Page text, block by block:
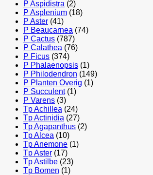
P Aspidistra (2)
P Asplenium (18)
P Aster (41)
P Beaucarnea (74)
P Cactus (787)
P Calathea (76)
P Ficus (374)
P Phalaenopsis (1)
P Philodendron (149)
P Planten Overig (1)
P Succulent (1)
P Varens (3)
Tp Achillea (24)
Tp Actinidia (27)
Tp Agapanthus (2)
Tp Alcea (10)
Tp Anemone (1)
Tp Aster (17)
Tp Astilbe (23)
Tp Bomen (1)